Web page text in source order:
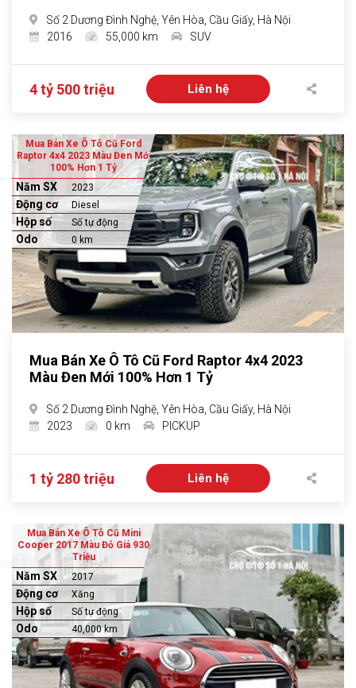
Số 2 Dương Đình Nghệ, Yên Hòa, Cầu Giấy, Hà Nội
2016
55,000 km SUV
4 tỷ 500 triệu Liên hệ
Mua Bán Xe Ô Tô Cũ Ford
Raptor 4x4 2023 Màu Đen Mới
100% Hơn 1 Tỷ
Năm SX 2023
Động cơ Diesel
Hộp số Số tự động
Odo 0 km
Mua Bán Xe Ô Tô Cũ Ford Raptor 4x4 2023
Màu Đen Mới 100% Hơn 1 Tỷ
Số 2 Dương Đình Nghệ, Yên Hòa, Cầu Giấy, Hà Nội
2023
0 km PICKUP
1 tỷ 280 triệu Liên hệ
Mua Bán Xe Ô Tô Cũ Mini
Cooper 2017 Màu Đỏ Giá 930
Triệu
Năm SX 2017
Động cơ Xăng
Hộp số Số tự động
Odo 40,000 km